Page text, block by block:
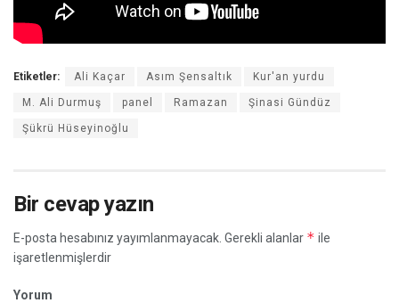
Etiketler: Ali Kaçar Asım Şensaltık Kur'an yurdu
M. Ali Durmuş panel Ramazan Şinasi Gündüz
Şükrü Hüseyinoğlu
Bir cevap yazın
E-posta hesabınız yayımlanmayacak. Gerekli alanlar * ile
işaretlenmişlerdir
Yorum